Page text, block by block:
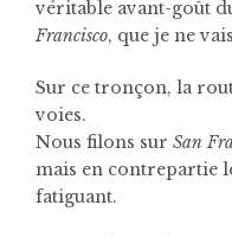
véritable avant-goût
Francisco, que je ne
Sur ce tronçon, la
voies.
Nous filons sur San
mais en contrepartie
fatiguant.